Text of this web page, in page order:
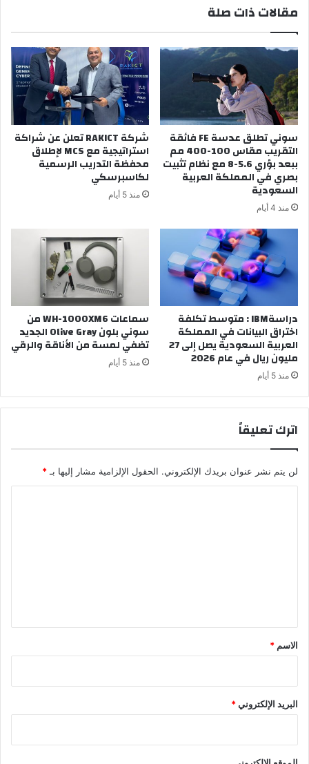
مقالات ذات صلة
سوني تطلق عدسة FE فائقة
التقريب مقاس 100-400 مم
ببعد بؤري 5.6-8 مع نظام تثبيت
بصري في المملكة العربية
السعودية
منذ 4 أيام
شركة RAKICT تعلن عن شراكة
استراتيجية مع MCS لإطلاق
محفظة التدريب الرسمية
لكاسبرسكي
منذ 5 أيام
دراسةIBM : متوسط تكلفة
اختراق البيانات في المملكة
العربية السعودية يصل إلى 27
مليون ريال في عام 2026
منذ 5 أيام
سماعات WH-1000XM6 من
سوني بلون Olive Gray الجديد
تضفي لمسة من الأناقة والرقي
منذ 5 أيام
اترك تعليقاً
لن يتم نشر عنوان بريدك الإلكتروني. الحقول الإلزامية مشار إليها بـ*
*
الاسم *
البريد الإلكتروني*